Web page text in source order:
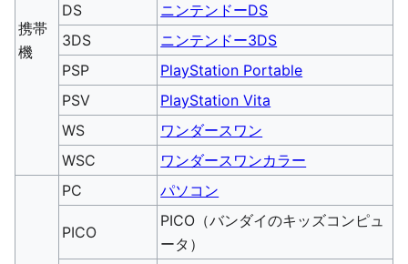
携帯
機
DS
ニンテンドーDS
3DS
ニンテンドー3DS
PSP
PlayStation Portable
PSV
PlayStation Vita
WS
ワンダースワン
WSC
ワンダースワンカラー
PC パソコン
PICO
PICO（バンダイのキッズコンピュ
ータ）